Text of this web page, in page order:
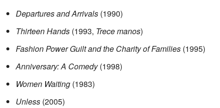
Departures and Arrivals (1990)
Thirteen Hands (1993, Trece manos)
Fashion Power Guilt and the Charity of Families (1995)
Anniversary: A Comedy(1998)
Women Waiting (1983)
Unless (2005)